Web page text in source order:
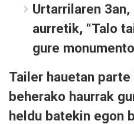
Urtarrilaren 3an,
aurretik, “Talo
gure
Tailer hauetan
beherako haurrak
heldu batekin egon